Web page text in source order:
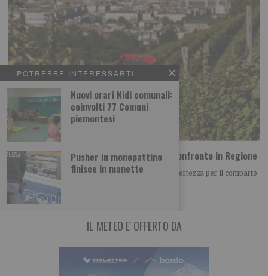
POTREBBE INTERESSARTI...
Nuovi orari Nidi comunali:
coinvolti 77 Comuni
piemontesi
Pusher in monopattino
finisce in manette
Vino piemontese e clima: le richieste dal confronto in Regione
Il clima è diventato uno dei principali fattori di incertezza per il comparto
vitivinicolo piemontese, non
IL METEO E' OFFERTO DA